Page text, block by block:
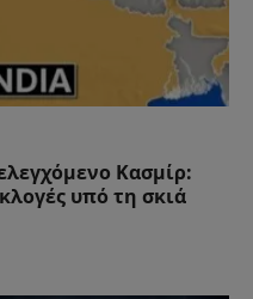
Κασμίρ:
υπό τη σκιά